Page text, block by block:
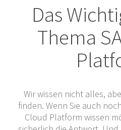
Das
Thema
Wir wissen nicht alles,
finden. Wenn Sie auch
Cloud Platform wissen